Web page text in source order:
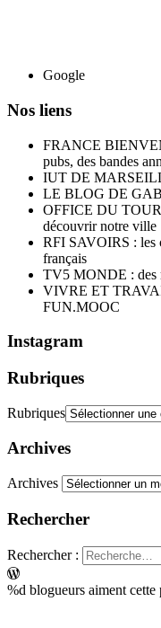
Google
Nos liens
FRANCE
pubs, des bandes
IUT DE
LE BLOG DE
OFFICE DU
découvrir notre ville
RFI SAVOIRS : les
français
TV5 MONDE : des
VIVRE ET
FUN.MOOC
Instagram
Rubriques
Rubriques
Archives
Archives
Rechercher
Rechercher :
%d blogueurs aiment cette